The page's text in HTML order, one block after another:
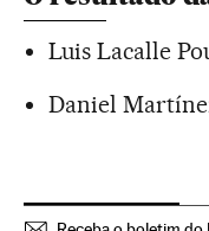
Luis Lacalle
Daniel Martínez